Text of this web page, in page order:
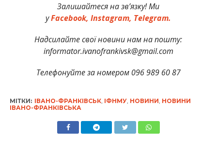
Залишайтеся на зв’язку! Ми
уFacebook,Instagram, Telegram.
Надсилайте свої новини нам на пошту:
informator.ivanofrankivsk@gmail.com
Телефонуйте за номером 096 989 60 87
МІТКИ: ІВАНО-ФРАНКІВСЬК, ІФНМУ, НОВИНИ НОВИНИ
ІВАНО-ФРАНКІВСЬКА